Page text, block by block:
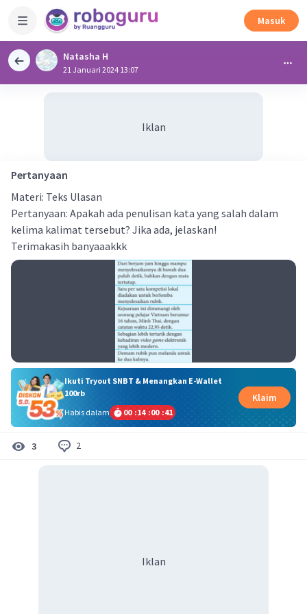
Masuk
Natasha H
21 Januari 2024 13:07
Iklan
Pertanyaan
Materi: Teks Ulasan
Pertanyaan: Apakah ada penulisan kata yang salah dalam
kelima kalimat tersebut? Jika ada, jelaskan!
Terimakasih banyaaakkk
Ikuti Tryout SNBT & Menangkan E-Wallet
100rb
Habis dalam
00 :14 :00 :40
Klaim
3 2
Iklan